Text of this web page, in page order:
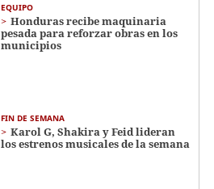
EQUIPO
Honduras recibe maquinaria
pesada para reforzar obras en los
municipios
FIN DE SEMANA
Karol G, Shakira y Feid lideran
los estrenos musicales de la semana